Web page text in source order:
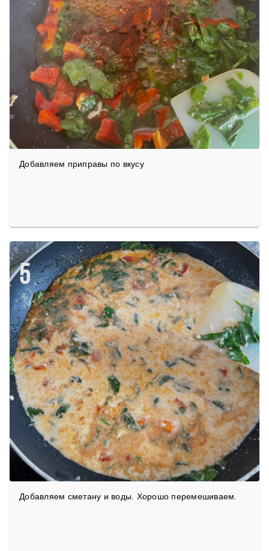
Добавляем приправы по вкусу
5
Добавляем сметану и воды. Хорошо перемешиваем.